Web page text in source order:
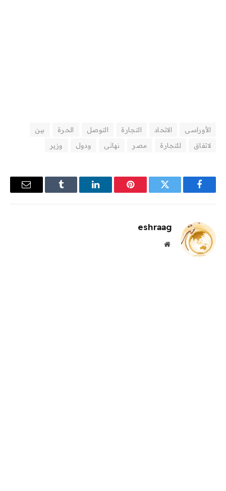
الأوراسى الاتحاد التجارة التوصل الحرة
بين
لاتفاق
للتجارة مصر نهائى ودول وزير
فيسبوك تويتر بينتيريستلينكدإن Tumblr
البريد
eshraag
موقع